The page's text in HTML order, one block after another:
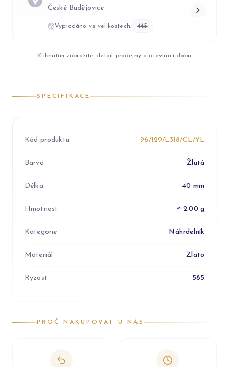
České Budějovice
Vyprodáno ve velikostech: 44,5
Kliknutím zobrazíte detail prodejny a otevírací dobu
SPECIFIKACE
Kód produktu 96/129/L318/CL/YL
Barva Žlutá
Délka 40 mm
Hmotnost ≈ 2.00 g
Kategorie Náhrdelník
Materiál Zlato
Ryzost 585
PROČ NAKUPOVAT U NÁS